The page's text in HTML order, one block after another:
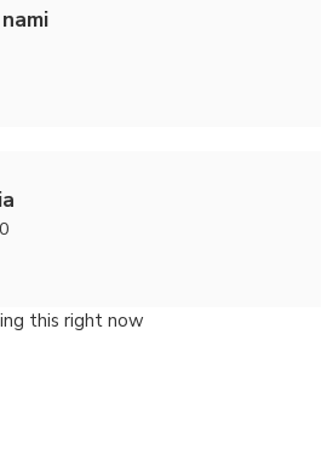
this right now